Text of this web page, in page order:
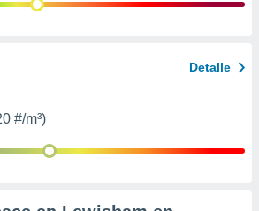
Detalle
#/m³)